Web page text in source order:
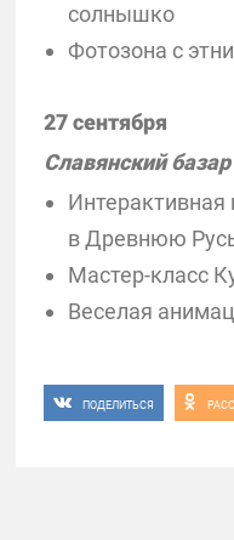
солнышко
Фотозона с
27 сентября
Славянский базар
в Древнюю
Мастер-класс
Веселая
ПОДЕЛИТЬСЯ